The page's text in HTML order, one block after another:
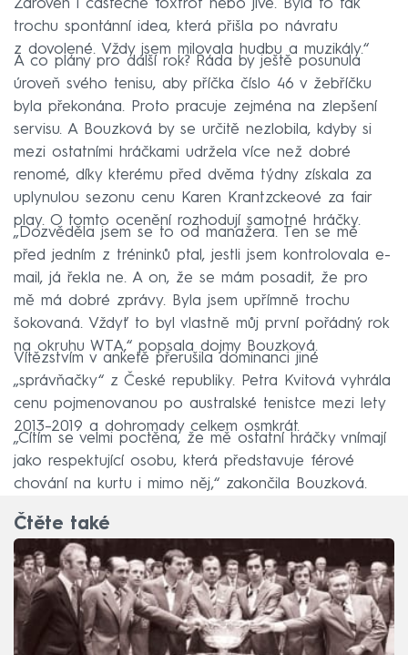
Zároveň i částečně foxtrot nebo jive. Byla to tak
trochu spontánní idea, která přišla po návratu
z dovolené. Vždy jsem milovala hudbu a muzikály.“
A co plány pro další rok? Ráda by ještě posunula
úroveň svého tenisu, aby příčka číslo 46 v žebříčku
byla překonána. Proto pracuje zejména na zlepšení
servisu. A Bouzková by se určitě nezlobila, kdyby si
mezi ostatními hráčkami udržela více než dobré
renomé, díky kterému před dvěma týdny získala za
uplynulou sezonu cenu Karen Krantzckeové za fair
play. O tomto ocenění rozhodují samotné hráčky.
„Dozvěděla jsem se to od manažera. Ten se mě
před jedním z tréninků ptal, jestli jsem kontrolovala e-
mail, já řekla ne. A on, že se mám posadit, že pro
mě má dobré zprávy. Byla jsem upřímně trochu
šokovaná. Vždyť to byl vlastně můj první pořádný rok
na okruhu WTA,“ popsala dojmy Bouzková.
Vítězstvím v anketě přerušila dominanci jiné
„správňačky“ z České republiky. Petra Kvitová vyhrála
cenu pojmenovanou po australské tenistce mezi lety
2013–2019 a dohromady celkem osmkrát.
„Cítím se velmi poctěna, že mě ostatní hráčky vnímají
jako respektující osobu, která představuje férové
chování na kurtu i mimo něj,“ zakončila Bouzková.
Čtěte také